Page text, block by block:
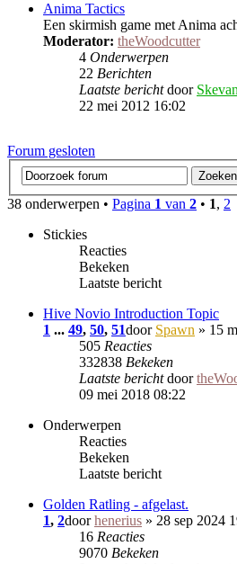
Anima Tactics
Een skirmish game met Anima
Moderator: theWoodcutter
4 Onderwerpen
22 Berichten
Laatste berichtdoor Skevan
22 mei 2012 16:02
Forum gesloten
38 onderwerpen • Pagina 1 van 2 • 1, 2
Stickies
Reacties
Bekeken
Laatste bericht
Hive Novio Introduction Topic
1 ... 49, 50, 51door Spawn » 15
505 Reacties
332838 Bekeken
Laatste berichtdoor
09 mei 2018 08:22
Onderwerpen
Reacties
Bekeken
Laatste bericht
Golden Ratling - afgelast.
1, 2doorhenerius » 28 sep 2024
16 Reacties
9070 Bekeken